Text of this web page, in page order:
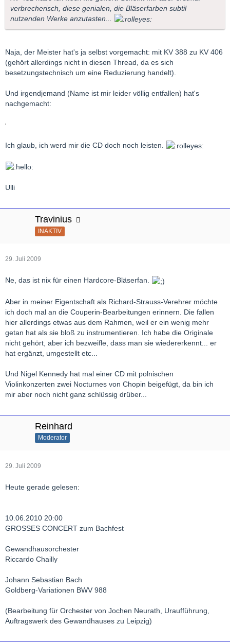
verbrecherisch, diese genialen, die Bläserfarben subtil
nutzenden Werke anzutasten...
Naja, der Meister hat's ja selbst vorgemacht: mit KV 388 zu KV 406
(gehört allerdings nicht in diesen Thread, da es sich
besetzungstechnisch um eine Reduzierung handelt).
Und irgendjemand (Name ist mir leider völlig entfallen) hat's
nachgemacht:
Ich glaub, ich werd mir die CD doch noch leisten.
Ulli
Travinius
INAKTIV
29. Juli 2009
Ne, das ist nix für einen Hardcore-Bläserfan.
Aber in meiner Eigentschaft als Richard-Strauss-Verehrer möchte
ich doch mal an die Couperin-Bearbeitungen erinnern. Die fallen
hier allerdings etwas aus dem Rahmen, weil er ein wenig mehr
getan hat als sie bloß zu instrumentieren. Ich habe die Originale
nicht gehört, aber ich bezweifle, dass man sie wiedererkennt... er
hat ergänzt, umgestellt etc...
Und Nigel Kennedy hat mal einer CD mit polnischen
Violinkonzerten zwei Nocturnes von Chopin beigefügt, da bin ich
mir aber noch nicht ganz schlüssig drüber...
Reinhard
Moderator
29. Juli 2009
Heute gerade gelesen:
10.06.2010 20:00
GROSSES CONCERT zum Bachfest
Gewandhausorchester
Riccardo Chailly
Johann Sebastian Bach
Goldberg-Variationen BWV 988
(Bearbeitung für Orchester von Jochen Neurath, Uraufführung,
Auftragswerk des Gewandhauses zu Leipzig)